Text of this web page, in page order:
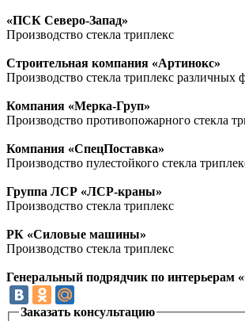
«ПСК Северо-Запад»
Производство стекла триплекс
Строительная компания «Артинокс»
Производство стекла триплекс различных
Компания «Мерка-Груп»
Производство противопожарного стекла
Компания «СпецПоставка»
Производство пулестойкого стекла
Группа ЛСР «ЛСР-краны»
Производство стекла триплекс
РК «Силовые машины»
Производство стекла триплекс
Генеральный подрядчик по интерьерам
Заказать консультацию